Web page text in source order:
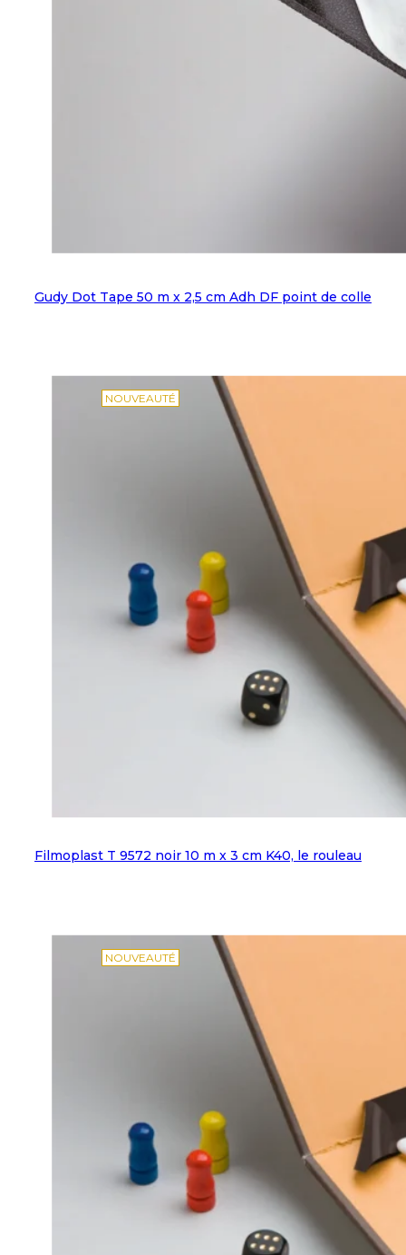
Gudy Dot Tape 50 m x 2,5 cm Adh DF point de colle
NOUVEAUTÉ
Filmoplast T 9572 noir 10 m x 3 cm K40, le rouleau
NOUVEAUTÉ